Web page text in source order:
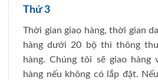
Thứ 3
Thời gian giao hàng, thời gian
hàng dưới 20 bộ thì thông
hàng. Chúng tôi sẽ giao
hàng nếu không có lắp đặt.